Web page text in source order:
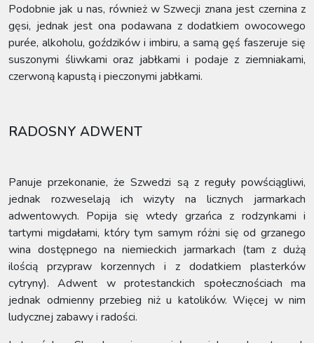
Podobnie jak u nas, również w Szwecji znana jest czernina z
gęsi, jednak jest ona podawana z dodatkiem owocowego
purée, alkoholu, goździków i imbiru, a samą gęś faszeruje się
suszonymi śliwkami oraz jabłkami i podaje z ziemniakami,
czerwoną kapustą i pieczonymi jabłkami.
RADOSNY ADWENT
Panuje przekonanie, że Szwedzi są z reguły powściągliwi,
jednak rozweselają ich wizyty na licznych jarmarkach
adwentowych. Popija się wtedy grzańca z rodzynkami i
tartymi migdałami, który tym samym różni się od grzanego
wina dostępnego na niemieckich jarmarkach (tam z dużą
ilością przypraw korzennych i z dodatkiem plasterków
cytryny). Adwent w protestanckich społecznościach ma
jednak odmienny przebieg niż u katolików. Więcej w nim
ludycznej zabawy i radości.